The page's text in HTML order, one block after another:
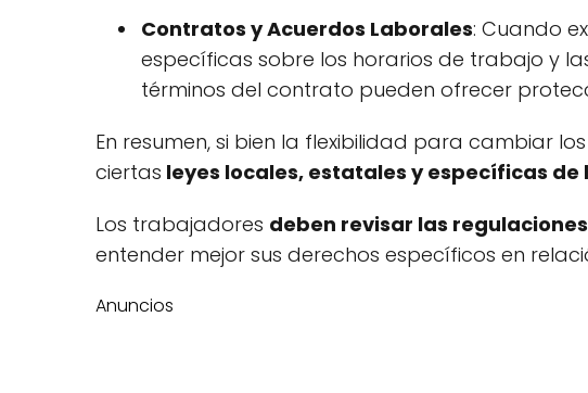
Contratos y Acuerdos Laborales: Cuando
específicas sobre los horarios de trabajo y
términos del contrato pueden ofrecer
En resumen, si bien la flexibilidad para cambiar
ciertas leyes locales, estatales y específicas de
Los trabajadores deben revisar las
entender mejor sus derechos específicos en
Anuncios